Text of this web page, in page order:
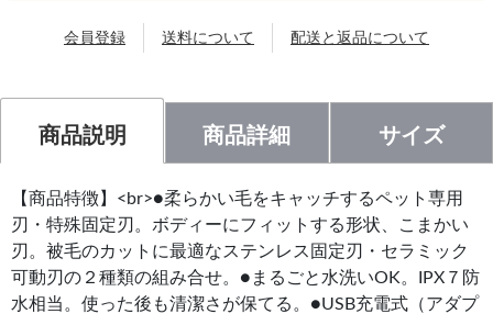
会員登録 送料について 配送と返品について
商品説明 商品詳細 サイズ
【商品特徴】<br>●柔らかい毛をキャッチするペット専用
刃・特殊固定刃。ボディーにフィットする形状、こまかい
刃。被毛のカットに最適なステンレス固定刃・セラミック
可動刃の２種類の組み合せ。●まるごと水洗いOK。IPX７防
水相当。使った後も清潔さが保てる。●USB充電式（アダプ